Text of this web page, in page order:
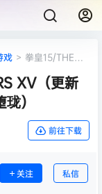
戏 > 拳皇15/THE
XV（更新
）
前往下载
关注 私信